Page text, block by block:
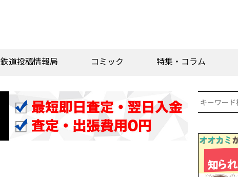
鉄道投稿情報局 コミック 特集・コラム